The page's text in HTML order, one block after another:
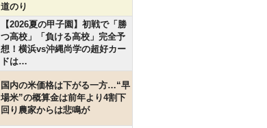
道のり
【2026夏の甲子園】初戦で「勝
つ高校」「負ける高校」完全予
想！横浜vs沖縄尚学の超好カー
ドは…
国内の米価格は下がる一方…“早
場米”の概算金は前年より4割下
回り農家からは悲鳴が